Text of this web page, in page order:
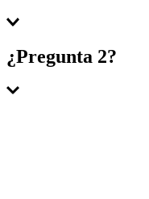
Respuesta 1
¿Pregunta 2?